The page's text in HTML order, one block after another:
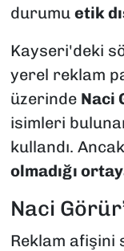
durumu etik
Kayseri'deki
yerel reklam
üzerinde Naci
isimleri
kullandı.
olmadığı
Naci
Reklam afişini